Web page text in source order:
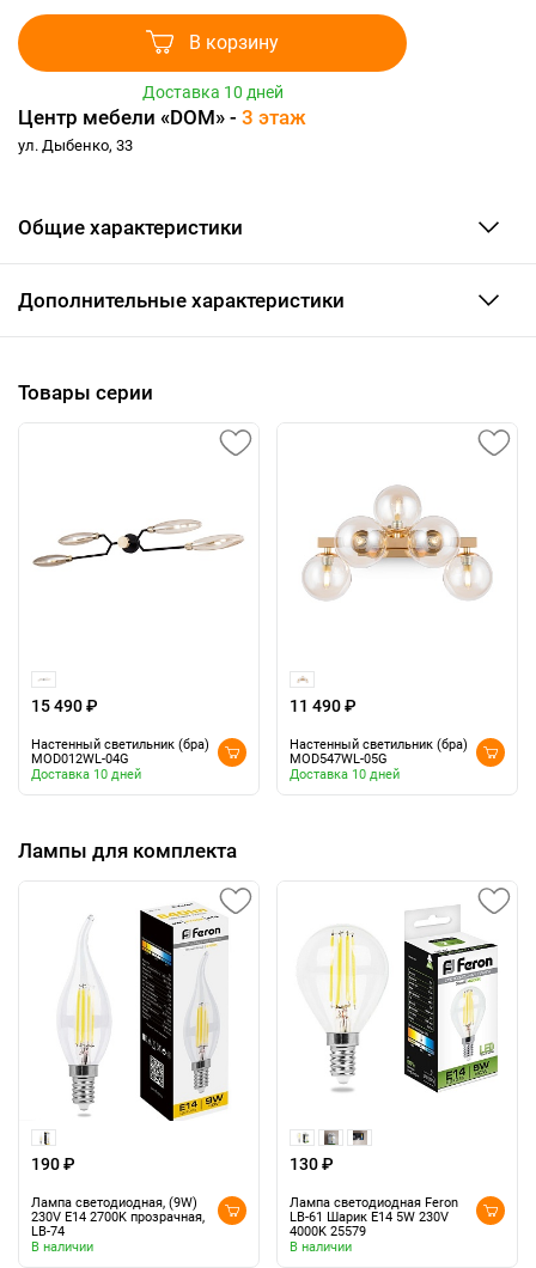
В корзину
Доставка 10 дней
Центр мебели «DOM» - 3 этаж
ул. Дыбенко, 33
Общие характеристики
Дополнительные характеристики
Товары серии
15 490 ₽
Настенный светильник (бра)
MOD012WL-04G
Доставка 10 дней
11 490 ₽
Настенный светильник (бра)
MOD547WL-05G
Доставка 10 дней
Лампы для комплекта
190 ₽
Лампа светодиодная, (9W)
230V E14 2700K прозрачная,
LB-74
В наличии
130 ₽
Лампа светодиодная Feron
LB-61 Шарик E14 5W 230V
4000K 25579
В наличии